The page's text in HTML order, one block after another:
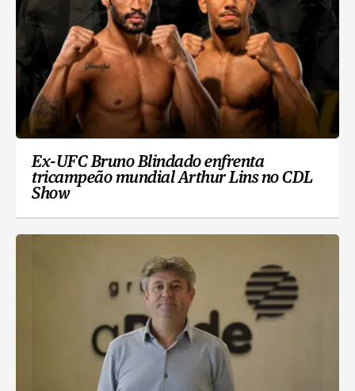
Ex-UFC Bruno Blindado enfrenta
tricampeão mundial Arthur Lins no CDL
Show